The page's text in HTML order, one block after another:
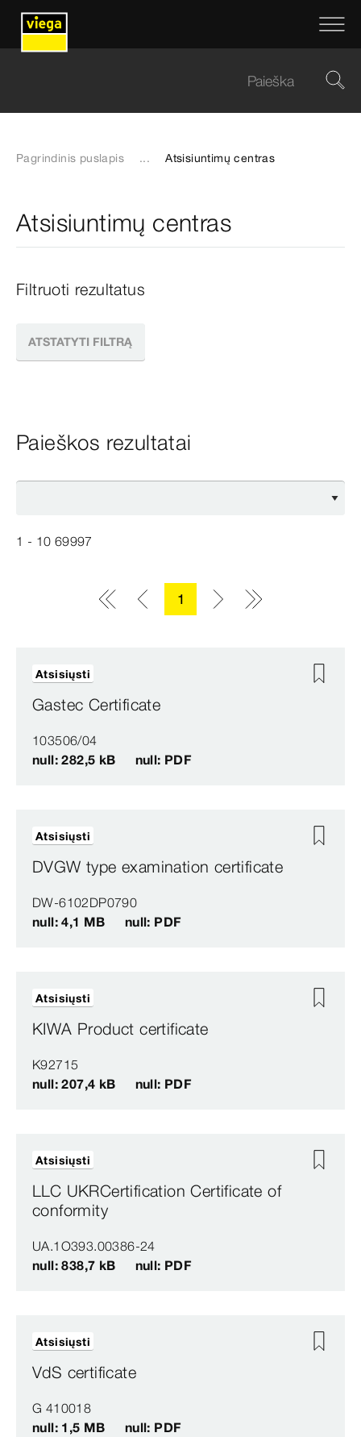
Pagrindinis puslapis ... Atsisiuntimų centras
Atsisiuntimų centras
Filtruoti rezultatus
ATSTATYTI FILTRĄ
Paieškos rezultatai
1 - 10 69997
1
Gastec Certificate
103506/04
null: 282,5 kB
null: PDF
Atsisiųsti
DVGW type examination certificate
DW-6102DP0790
null: 4,1 MB
null: PDF
Atsisiųsti
KIWA Product certificate
K92715
null: 207,4 kB
null: PDF
Atsisiųsti
LLC UKRCertification Certificate of
conformity
UA.1O393.00386-24
null: 838,7 kB
null: PDF
Atsisiųsti
VdS certificate
G 410018
null: 1,5 MB
null: PDF
Atsisiųsti